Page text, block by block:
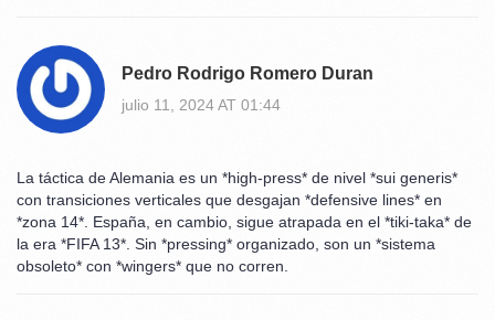
Pedro Rodrigo Romero Duran
julio 11, 2024 AT 01:44
La táctica de Alemania es un *high-press* de nivel *sui generis*
con transiciones verticales que desgajan *defensive lines* en
*zona 14*. España, en cambio, sigue atrapada en el *tiki-taka* de
la era *FIFA 13*. Sin *pressing* organizado, son un *sistema
obsoleto* con *wingers* que no corren.